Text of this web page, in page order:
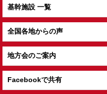
基幹施設 一覧
全国各地からの声
地方会のご案内
Facebookで共有